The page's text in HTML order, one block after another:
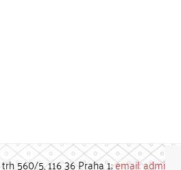
560/5, 116 36 Praha 1;email: admin-